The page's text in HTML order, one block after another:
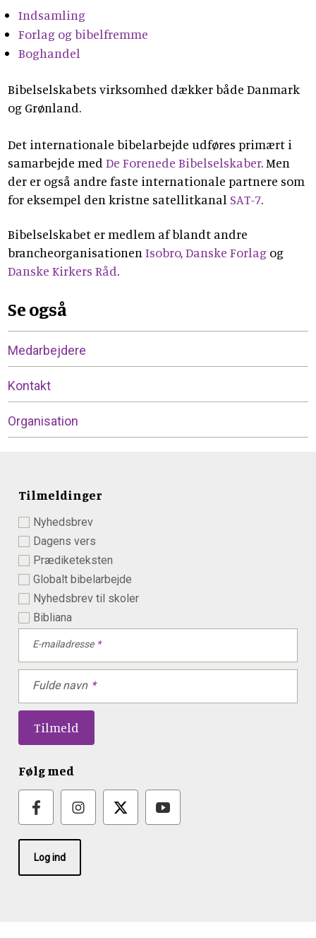
Indsamling
Forlag og bibelfremme
Boghandel
Bibelselskabets virksomhed dækker både Danmark
og Grønland.
Det internationale bibelarbejde udføres primært i
samarbejde med De Forenede Bibelselskaber. Men
der er også andre faste internationale partnere som
for eksempel den kristne satellitkanal SAT-7.
Bibelselskabet er medlem af blandt andre
brancheorganisationen Isobro,Danske Forlag og
Danske Kirkers Råd.
Se også
Medarbejdere
Kontakt
Organisation
Tilmeldinger
Nyhedsbrev
Dagens vers
Prædiketeksten
Globalt bibelarbejde
Nyhedsbrev til skoler
Bibliana
E-mailadresse
Fulde navn
Følg med
Log ind